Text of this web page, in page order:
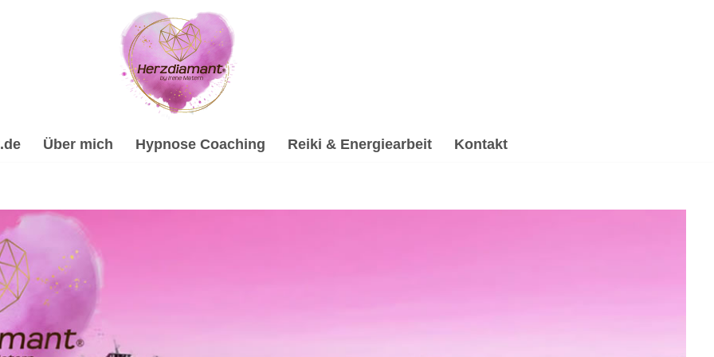
Über mich Hypnose Coaching Reiki & Energiearbeit Kontakt
Psychologische Beratung, Energiearbeit & Reiki, Spirituelle Trauerverarbeitung & Trauerhilfe,
Coach & psychologische Beraterin. ✔️ Hypnose, ✔️ Reiki & Energiearbeit, ☑️ Spirituelle Trauerverarbeitung &
Coaching in Speyer. Ich begleite Dich auf Deinem Weg ✉.